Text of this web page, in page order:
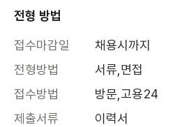
전형 방법
접수마감일
채용시까지
전형방법
서류,면접
접수방법
방문,고용24
제출서류
이력서